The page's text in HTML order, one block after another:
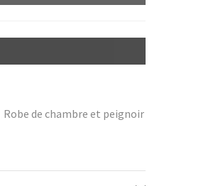
Robe de chambre et peignoir